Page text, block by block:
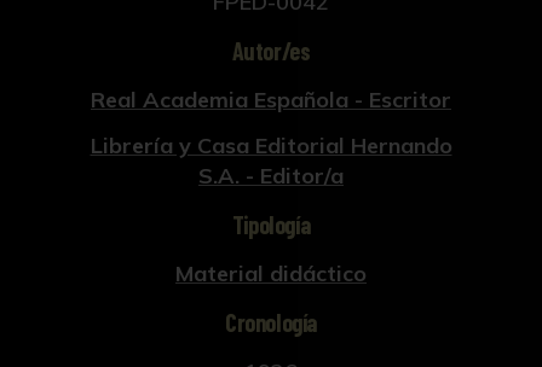
Autor/es
Real Academia Española - Escritor
Librería y Casa Editorial Hernando
S.A. - Editor/a
Tipología
Material didáctico
Cronología